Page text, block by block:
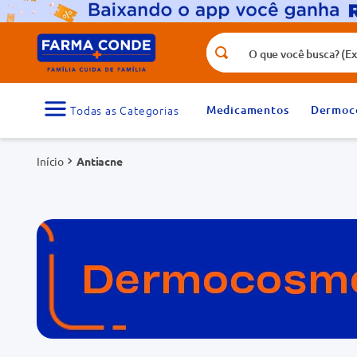
O que você busca? (Ex.: vitamina,
medicamento
9º protetor solar
Medicamentos
Antiacne